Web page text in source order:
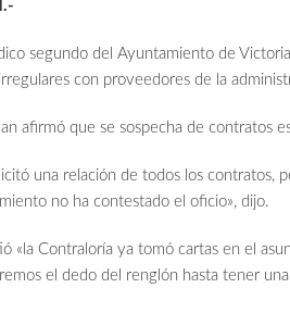
segundo del Ayuntamiento de
con proveedores de la
afirmó que se sospecha de contratos
una relación de todos los contratos,
no ha contestado el oficio», dijo.
«la Contraloría ya tomó cartas en el
el dedo del renglón hasta tener una